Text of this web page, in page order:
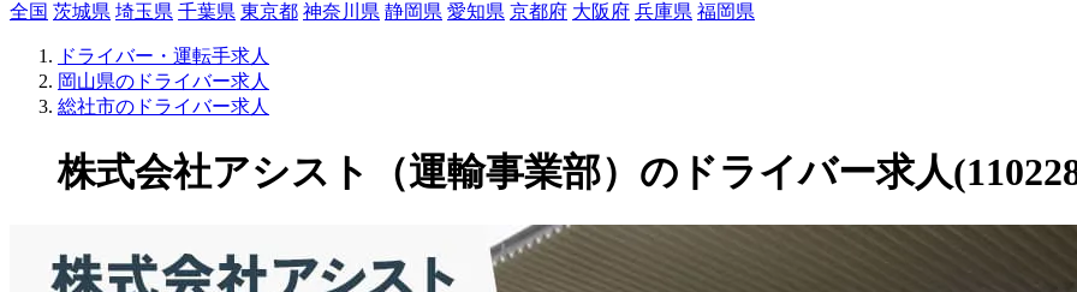
全国 茨城県 埼玉県 千葉県 東京都 神奈川県 静岡県 愛知県 京都府 大阪府 兵庫県 福岡県
ドライバー・運転手求人
岡山県のドライバー求人
総社市のドライバー求人
株式会社アシスト（運輸事業部）のドライバー求人